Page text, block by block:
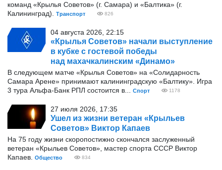
команд «Крылья Советов» (г. Самара) и «Балтика» (г.
Калининград).
Транспорт 826
04 августа 2026, 22:15
«Крылья Советов» начали выступление
в кубке с гостевой победы
над махачкалинским «Динамо»
В следующем матче «Крылья Советов» на «Солидарность
Самара Арене» принимают калининградскую «Балтику». Игра
3 тура Альфа-Банк РПЛ состоится в...
Спорт 1178
27 июля 2026, 17:35
Ушел из жизни ветеран «Крыльев
Советов» Виктор Капаев
На 75 году жизни скоропостижно скончался заслуженный
ветеран «Крыльев Советов», мастер спорта СССР Виктор
Капаев.
Общество 834